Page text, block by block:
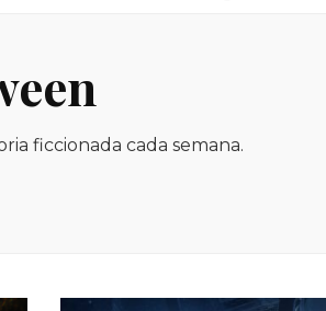
ficcionada cada semana.